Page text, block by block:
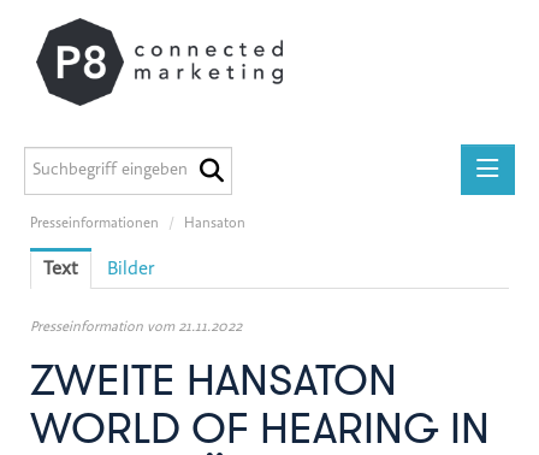
Presseinformationen
P8 Marketing informiert
ADEG
GEERS
Presseinformationen / Hansaton
Text Bilder
Presseinformation vom 21.11.2022
ZWEITE HANSATON
WORLD OF HEARING IN